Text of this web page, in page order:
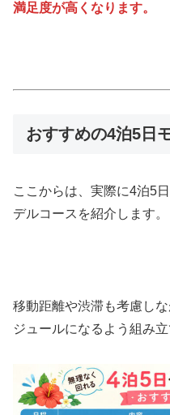
満足度が高くなります。
おすすめの4泊5日
ここからは、実際に4泊5
デルコースを紹介します。
移動距離や渋滞も考慮し
ジュールになるよう組み立